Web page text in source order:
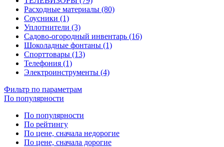
Расходные материалы (80)
Соусники (1)
Уплотнители (3)
Садово-огородный инвентарь (16)
Шоколадные фонтаны (1)
Спорттовары (13)
Телефония (1)
Электроинструменты (4)
Фильтр по параметрам
По популярности
По популярности
По рейтингу
По цене, сначала недорогие
По цене, сначала дорогие